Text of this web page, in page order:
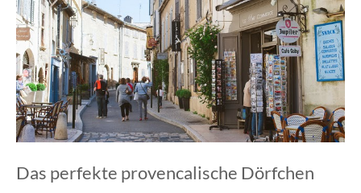
Das perfekte provencalische Dörfchen